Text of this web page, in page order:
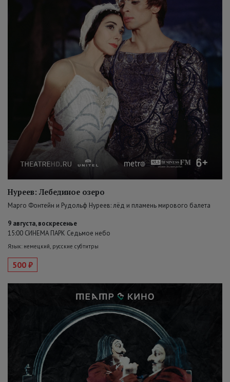
Нуреев: Лебединое озеро
Марго Фонтейн и Рудольф Нуреев: лёд и пламень мирового балета
9 августа, воскресенье
15:00 СИНЕМА ПАРК Седьмое небо
Язык: немецкий, русские субтитры
500 ₽